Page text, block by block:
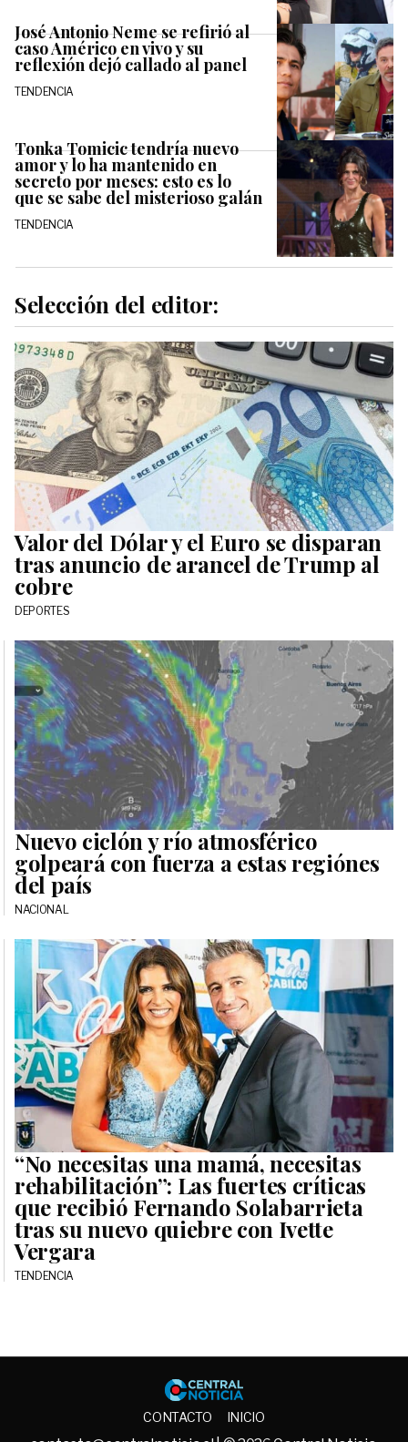
José Antonio Neme se refirió al
caso Américo en vivo y su
reflexión dejó callado al panel
TENDENCIA
Tonka Tomicic tendría nuevo
amor y lo ha mantenido en
secreto por meses: esto es lo
que se sabe del misterioso galán
TENDENCIA
Selección del editor:
Valor del Dólar y el Euro se disparan
tras anuncio de arancel de Trump al
cobre
DEPORTES
Nuevo ciclón y río atmosférico
golpeará con fuerza a estas regiónes
del país
NACIONAL
“No necesitas una mamá, necesitas
rehabilitación”: Las fuertes críticas
que recibió Fernando Solabarrieta
tras su nuevo quiebre con Ivette
Vergara
TENDENCIA
Central
CONTACTO INICIO